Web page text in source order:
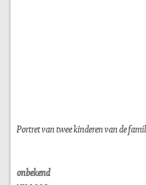
Portret van twee kinderen van de
onbekend